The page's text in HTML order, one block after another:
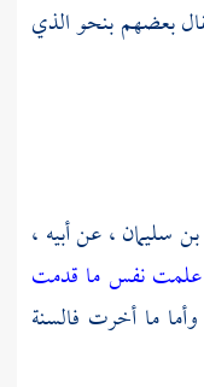
بعضهم بنحو الذي
بن سليمان ،عن أبيه ،
علمت نفس ما قدمت
ما أخرت فالسنة